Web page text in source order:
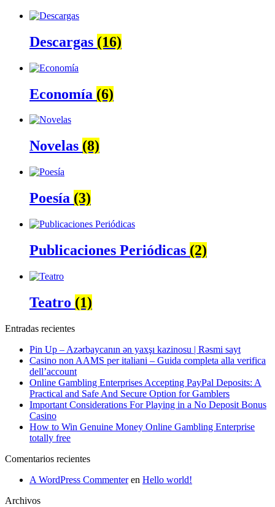
Descargas (16)
Economía (6)
Novelas (8)
Poesía (3)
Publicaciones Periódicas (2)
Teatro (1)
Entradas recientes
Pin Up – Azərbaycanın ən yaxşı kazinosu | Rəsmi sayt
Casino non AAMS per italiani – Guida completa alla verifica
dell’account
Online Gambling Enterprises Accepting PayPal Deposits: A
Practical and Safe And Secure Option for Gamblers
Important Considerations For Playing in a No Deposit Bonus
Casino
How to Win Genuine Money Online Gambling Enterprise
totally free
Comentarios recientes
A WordPress Commenteren Hello world!
Archivos